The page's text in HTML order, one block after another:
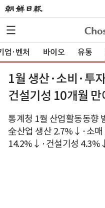
업·벤처 바이오 유통
1월 생산·소비·투
건설기성 10개월 만
통계청 1월 산업활동동향
全산업 생산 2.7%↓·소
14.2%↓·건설기성